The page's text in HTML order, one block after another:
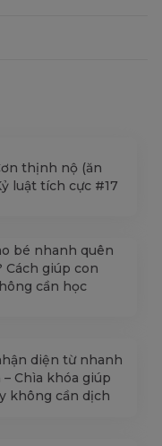
thịnh nộ (ăn
luật tích cực #17
bé nhanh quên
Cách giúp con
cần học
diện từ nhanh
Chìa khóa giúp
không cần dịch